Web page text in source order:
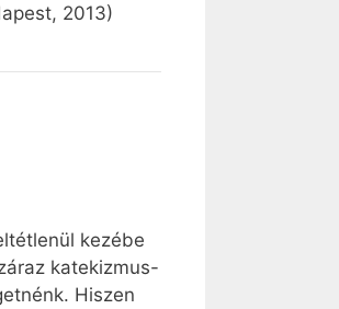
2013)
kezébe
katekizmus-
Hiszen